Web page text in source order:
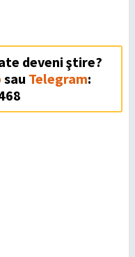
deveni ştire?
sau Telegram: